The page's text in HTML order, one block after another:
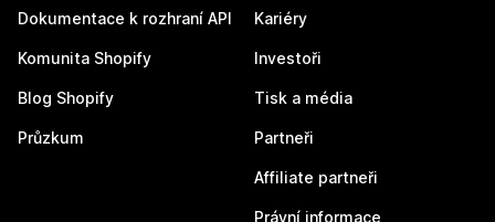
Dokumentace k rozhraní API
Komunita Shopify
Blog Shopify
Průzkum
Kariéry
Investoři
Tisk a média
Partneři
Affiliate partneři
Právní informace